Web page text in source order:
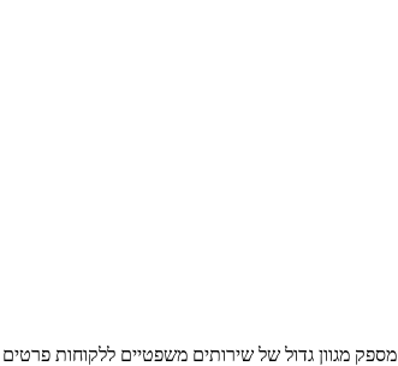
מספק מגוון גדול של שירותים משפטיים ללקוחות